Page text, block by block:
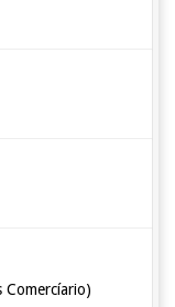
Comercíario)